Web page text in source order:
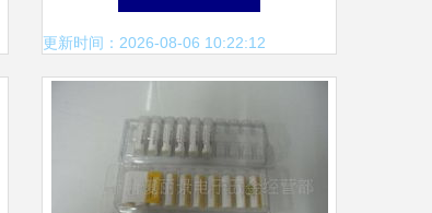
品质保障
更新时间：2026-08-06 10:22:12